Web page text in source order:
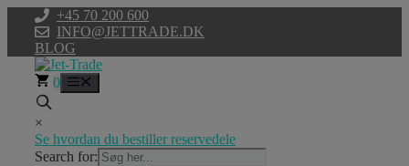
indhold
+45 70 200 600
INFO@JETTRADE.DK
BLOG
0
×
Se hvordan du bestiller reservedele
Search for: